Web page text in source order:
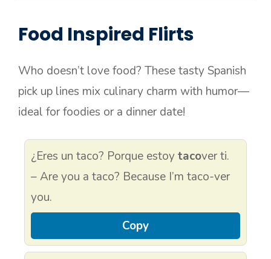
Food Inspired Flirts
Who doesn’t love food? These tasty Spanish
pick up lines mix culinary charm with humor—
ideal for foodies or a dinner date!
¿Eres un taco? Porque estoytacover ti.
– Are you a taco? Because I’m taco-ver
you.
Copy